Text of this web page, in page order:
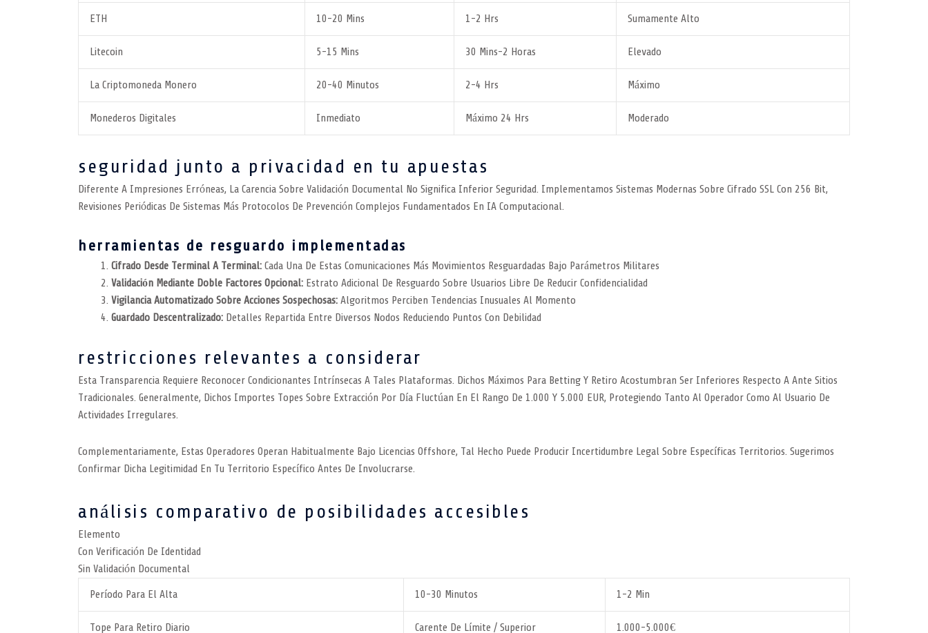
ETH
10-20 Mins 1-2 Hrs
Sumamente Alto
Litecoin
5-15 Mins 30 Mins-2 Horas
Elevado
La Criptomoneda Monero
20-40 Minutos 2-4 Hrs
Máximo
Monederos Digitales
Inmediato Máximo 24 Hrs Moderado
seguridad junto a privacidad en tu apuestas
Diferente A Impresiones Erróneas, La Carencia Sobre Validación Documental No Significa Inferior Seguridad. Implementamos Sistemas Modernas Sobre Cifrado SSL Con 256 Bit,
Revisiones Periódicas De Sistemas Más Protocolos De Prevención Complejos Fundamentados En IA Computacional.
herramientas de resguardo implementadas
Cifrado Desde Terminal A Terminal:Cada Una De Estas Comunicaciones Más Movimientos Resguardadas Bajo Parámetros Militares
Validación Mediante Doble Factores Opcional:Estrato Adicional De Resguardo Sobre Usuarios Libre De Reducir Confidencialidad
Vigilancia Automatizado Sobre Acciones Sospechosas:Algoritmos Perciben Tendencias Inusuales Al Momento
Guardado Descentralizado:Detalles Repartida Entre Diversos Nodos Reduciendo Puntos Con Debilidad
restricciones relevantes a considerar
Esta Transparencia Requiere Reconocer Condicionantes Intrínsecas A Tales Plataformas. Dichos Máximos Para Betting Y Retiro Acostumbran Ser Inferiores Respecto A Ante Sitios
Tradicionales. Generalmente, Dichos Importes Topes Sobre Extracción Por Día Fluctúan En El Rango De 1.000 Y 5.000 EUR, Protegiendo Tanto Al Operador Como Al Usuario De
Actividades Irregulares.
Complementariamente, Estas Operadores Operan Habitualmente Bajo Licencias Offshore, Tal Hecho Puede Producir Incertidumbre Legal Sobre Específicas Territorios. Sugerimos
Confirmar Dicha Legitimidad En Tu Territorio Específico Antes De Involucrarse.
análisis comparativo de posibilidades accesibles
Elemento
Con Verificación De Identidad
Sin Validación Documental
Período Para El Alta
10-30 Minutos
1-2 Min
Tope Para Retiro Diario
Carente De Límite / Superior 1.000-5.000€